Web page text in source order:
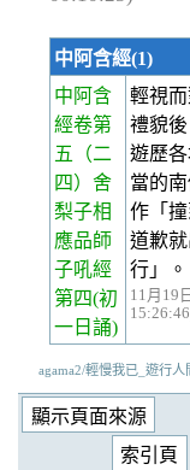
中阿含經(1)
中阿含
經卷第
五
（二
四）舍
梨子相
應品師
子吼經
第四(初
一日誦)
輕視
禮貌
遊歷
當的
作「
道歉
行」。
11月19日
agama2/輕慢我已_遊行人